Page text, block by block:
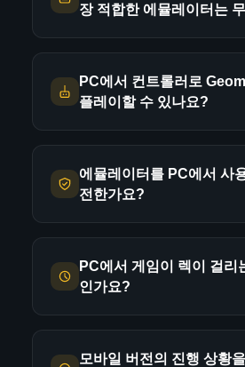
장 적합한 에뮬레이터는
행하는 데 있어 단연 최고의
에 최적화되어 뛰어난 성능을
스를 적게 사용하면서도 사양
를 제공합니다.
하지만 NoxPlayer와
며 Geometry Dash를 문제없
PC에서 컨트롤러로
플레이할 수 있나요?
는 컨트롤러 매핑을 지원하므
PlayStation 또는 일반 USB/
원하는 버튼에 점프 동작을 할
더 트리거를 사용합니다.
에뮬레이터를 PC에서 사
전한가요?
평판이 좋은 에뮬레이터는 공
서 다운로드하면 완전히 안전
PC에서 게임이 렉이 걸리
인가요?
모바일 버전의 진행 상황